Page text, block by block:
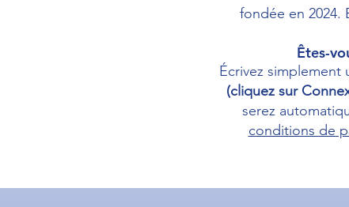
fondée en 2024.
Êtes-
Écrivez simplement
(cliquez sur
serez
conditions de